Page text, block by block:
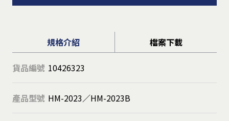
規格介紹 檔案下載
貨品編號 10426323
產品型號 HM-2023／HM-2023B